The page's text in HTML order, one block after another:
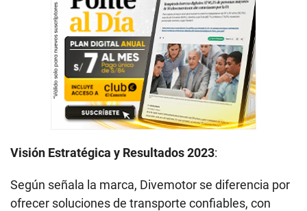
Visión Estratégica y Resultados 2023:
Según señala la marca, Divemotor se diferencia por
ofrecer soluciones de transporte confiables, con